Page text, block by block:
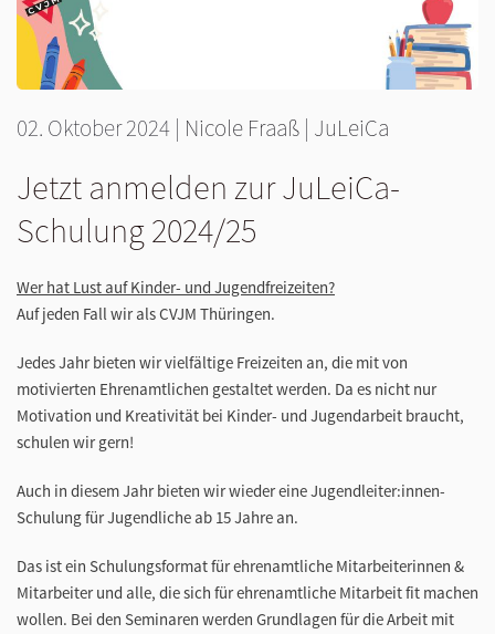
02. Oktober 2024 | Nicole Fraaß | JuLeiCa
Jetzt anmelden zur JuLeiCa-
Schulung 2024/25
Wer hat Lust auf Kinder- und Jugendfreizeiten?
Auf jeden Fall wir als CVJM Thüringen.
Jedes Jahr bieten wir vielfältige Freizeiten an, die mit von
motivierten Ehrenamtlichen gestaltet werden. Da es nicht nur
Motivation und Kreativität bei Kinder- und Jugendarbeit braucht,
schulen wir gern!
Auch in diesem Jahr bieten wir wieder eine Jugendleiter:innen-
Schulung für Jugendliche ab 15 Jahre an.
Das ist ein Schulungsformat für ehrenamtliche Mitarbeiterinnen &
Mitarbeiter und alle, die sich für ehrenamtliche Mitarbeit fit machen
wollen. Bei den Seminaren werden Grundlagen für die Arbeit mit